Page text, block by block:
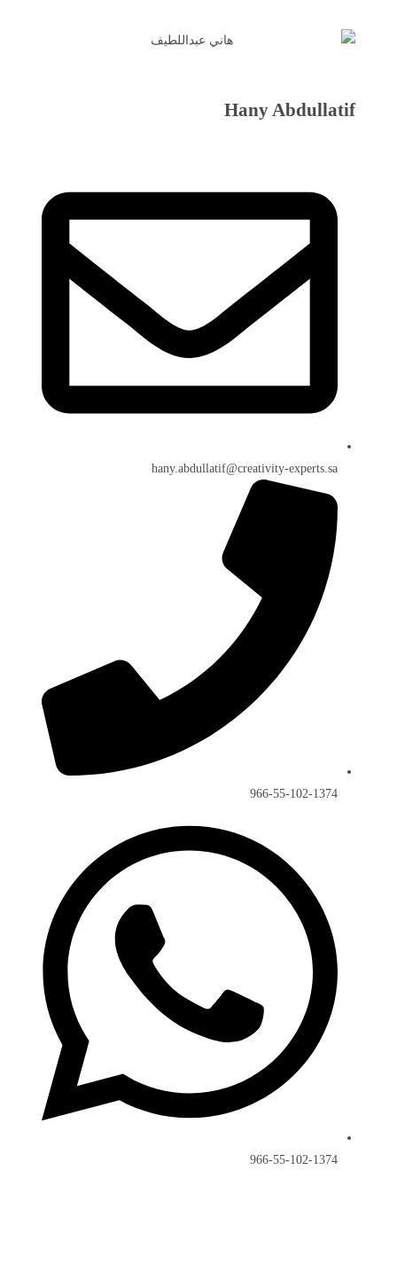
Hany Abdullatif
hany.abdullatif@creativity-experts.sa
966-55-102-1374
966-55-102-1374